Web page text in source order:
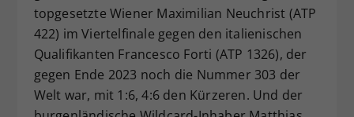
topgesetzte Wiener Maximilian Neuchrist (ATP
422) im Viertelfinale gegen den italienischen
Qualifikanten Francesco Forti (ATP 1326), der
gegen Ende 2023 noch die Nummer 303 der
Welt war, mit 1:6, 4:6 den Kürzeren. Und der